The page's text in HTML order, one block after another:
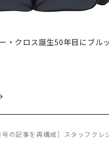
・クロス誕生50年目にブル
号の記事を再構成］スタッフクレ